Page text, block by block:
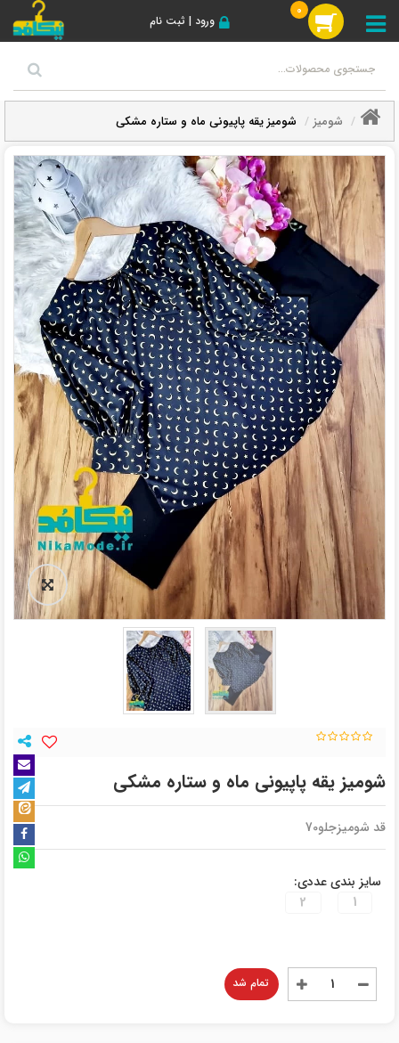
ورود | ثبت نام
0
شومیز شومیز یقه پاپیونی ماه و ستاره مشکی
شومیز یقه پاپیونی ماه و ستاره مشکی
قد شومیزجلو70
سایز بندی عددی:
1
2
تمام شد